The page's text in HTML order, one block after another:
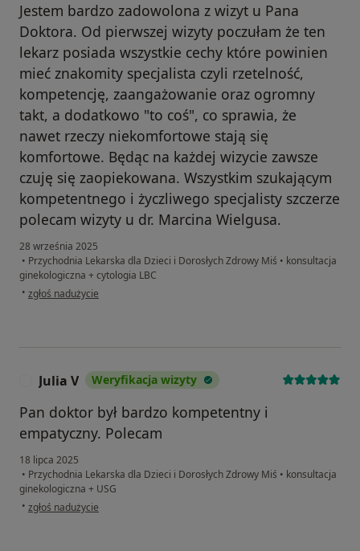
Jestem bardzo zadowolona z wizyt u Pana
Doktora. Od pierwszej wizyty poczułam że ten
lekarz posiada wszystkie cechy które powinien
mieć znakomity specjalista czyli rzetelność,
kompetencję, zaangażowanie oraz ogromny
takt, a dodatkowo "to coś", co sprawia, że
nawet rzeczy niekomfortowe stają się
komfortowe. Będąc na każdej wizycie zawsze
czuję się zaopiekowana. Wszystkim szukającym
kompetentnego i życzliwego specjalisty szczerze
polecam wizyty u dr. Marcina Wielgusa.
28 września 2025
• Przychodnia Lekarska dla Dzieci i Dorosłych Zdrowy Miś • konsultacja
ginekologiczna + cytologia LBC
• w opinii użytkownika Magdalena
zgłoś nadużycie
Julia V Weryfikacja wizyty
Pan doktor był bardzo kompetentny i
empatyczny. Polecam
18 lipca 2025
• Przychodnia Lekarska dla Dzieci i Dorosłych Zdrowy Miś • konsultacja
ginekologiczna + USG
• w opinii użytkownika Julia V
zgłoś nadużycie